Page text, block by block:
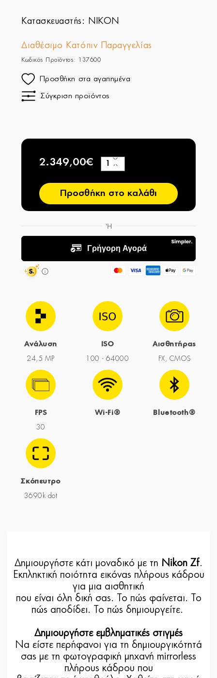
Κατασκευαστής: NIKON
Διαθέσιμο Κατόπιν Παραγγελίας
Κωδικός Προϊόντος: 137600
Προσθήκη στα αγαπημένα
Σύγκριση προϊόντος
2.349,00€
−
+
Προσθήκη στο καλάθι
Ανάλυση
24,5 MP
ISO
100 - 64000
Αισθητήρας
FX, CMOS
FPS
30
Wi-Fi® Bluetooth®
Σκόπευτρο
3690k dot
Δημιουργήστε κάτι μοναδικό με τη Nikon Zf.
Εκπληκτική ποιότητα εικόνας πλήρους κάδρου
για μια αισθητική
που είναι όλη δική σας. Το πώς φαίνεται. Το
πώς αποδίδει. Το πώς δημιουργείτε.
Δημιουργήστε εμβληματικές στιγμές
Να είστε περήφανοι για τη δημιουργικότητά
σας με τη φωτογραφική μηχανή mirrorless
πλήρους κάδρου που